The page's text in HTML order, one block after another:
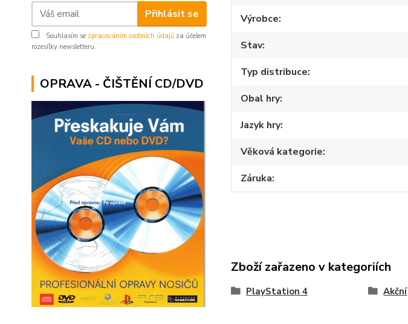
Přihlásit se
Souhlasím se zpracováním osobních údajů za účelem
rozesílky newsletteru.
OPRAVA - ČIŠTĚNÍ CD/DVD
Výrobce
Stav
Typ distribuce
Obal hry
Jazyk hry
Věková kategorie
Záruka
Zboží zařazeno v kategoriích
PlayStation 4 Akční